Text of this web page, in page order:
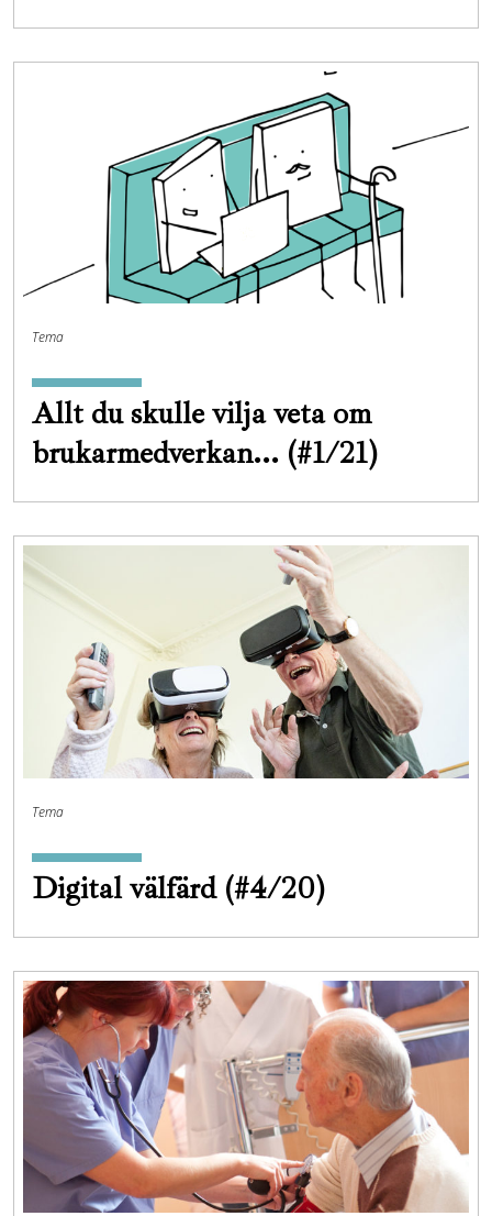
Tema
Allt du skulle vilja veta om
brukarmedverkan... (#1/21)
Tema
Digital välfärd (#4/20)